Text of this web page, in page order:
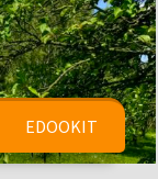
EDOOKIT